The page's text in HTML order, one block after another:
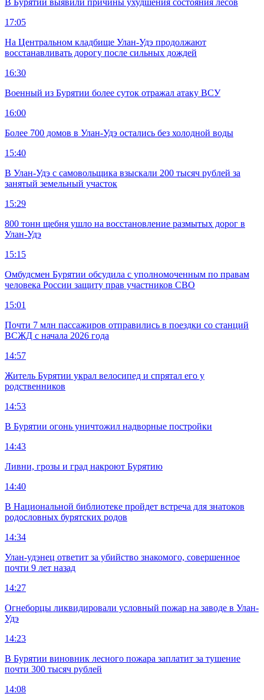
В Бурятии выявили причины ухудшения состояния лесов
17:05
На Центральном кладбище Улан-Удэ продолжают
восстанавливать дорогу после сильных дождей
16:30
Военный из Бурятии более суток отражал атаку ВСУ
16:00
Более 700 домов в Улан-Удэ остались без холодной воды
15:40
В Улан-Удэ с самовольщика взыскали 200 тысяч рублей за
занятый земельный участок
15:29
800 тонн щебня ушло на восстановление размытых дорог в
Улан-Удэ
15:15
Омбудсмен Бурятии обсудила с уполномоченным по правам
человека России защиту прав участников СВО
15:01
Почти 7 млн пассажиров отправились в поездки со станций
ВСЖД с начала 2026 года
14:57
Житель Бурятии украл велосипед и спрятал его у
родственников
14:53
В Бурятии огонь уничтожил надворные постройки
14:43
Ливни, грозы и град накроют Бурятию
14:40
В Национальной библиотеке пройдет встреча для знатоков
родословных бурятских родов
14:34
Улан-удэнец ответит за убийство знакомого, совершенное
почти 9 лет назад
14:27
Огнеборцы ликвидировали условный пожар на заводе в Улан-
Удэ
14:23
В Бурятии виновник лесного пожара заплатит за тушение
почти 300 тысяч рублей
14:08